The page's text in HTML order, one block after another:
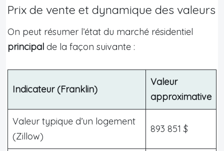
Prix de vente et dynamique des valeurs
On peut résumer l’état du marché résidentiel
principal de la façon suivante :
Indicateur (Franklin)
Valeur
approximative
Valeur typique d’un logement
(Zillow)
893 851 $